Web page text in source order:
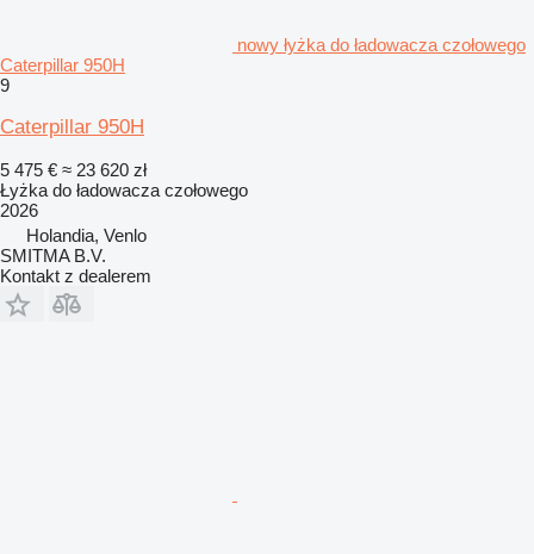
nowy łyżka do ładowacza czołowego
Caterpillar 950H
9
Caterpillar 950H
5 475 € ≈ 23 620 zł
Łyżka do ładowacza czołowego
2026
Holandia, Venlo
SMITMA B.V.
Kontakt z dealerem